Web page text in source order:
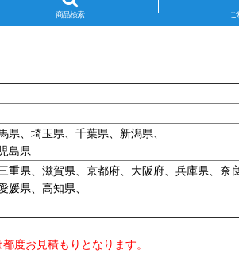
商品検索
、埼玉県、千葉県、新潟県、
島県
県、滋賀県、京都府、大阪府、兵庫県、奈良
県、高知県、
度お見積もりとなります。